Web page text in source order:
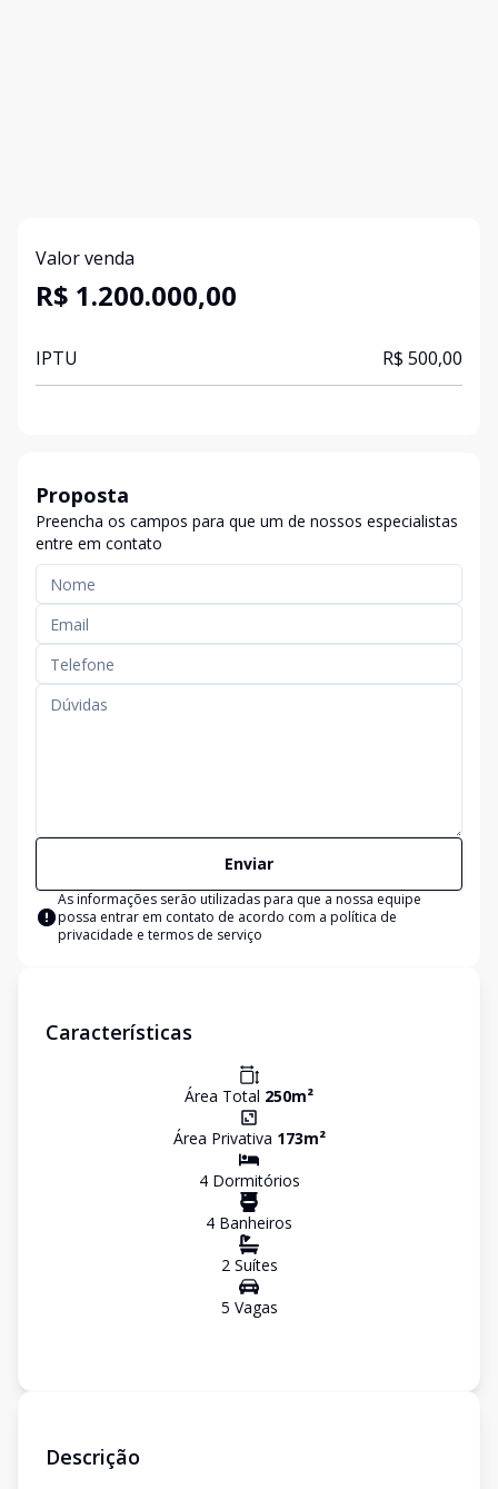
Valor venda
R$ 1.200.000,00
IPTU R$ 500,00
Proposta
Preencha os campos para que um de nossos especialistas
entre em contato
Enviar
As informações serão utilizadas para que a nossa equipe
possa entrar em contato de acordo com a política de
privacidade e termos de serviço
Características
Área Total 250m²
Área Privativa 173m²
4Dormitórios
4 Banheiros
2Suítes
5 Vagas
Descrição